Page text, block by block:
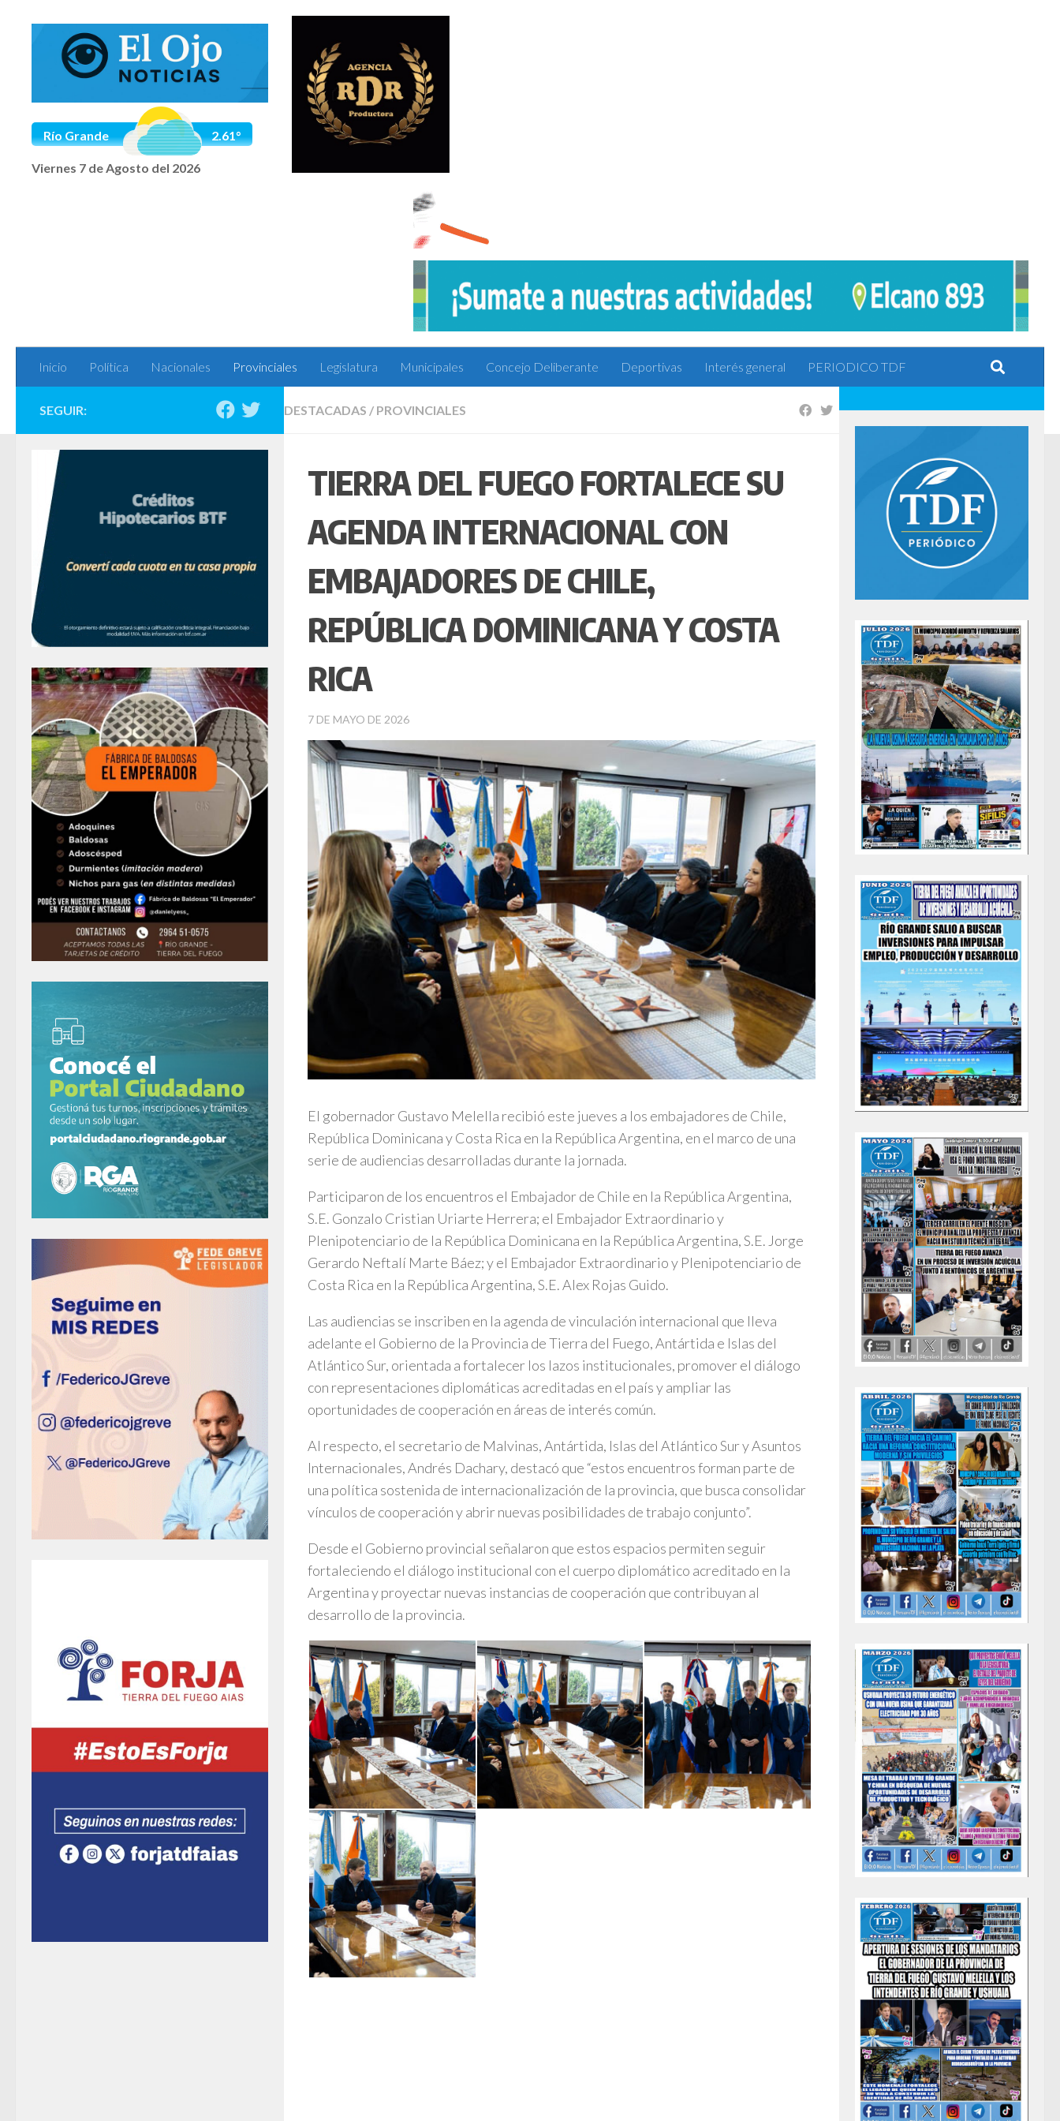
Saltar al contenido
Río Grande 2.61°
Viernes 7 de Agosto del 2026
Inicio Política Nacionales Provinciales Legislatura Municipales Concejo Deliberante Deportivas Interés general PERIODICO TDF
DESTACADAS / PROVINCIALES
TIERRA DEL FUEGO FORTALECE SU
AGENDA INTERNACIONAL CON
EMBAJADORES DE CHILE,
REPÚBLICA DOMINICANA Y COSTA
RICA
7 DE MAYO DE 2026
El gobernador Gustavo Melella recibió este jueves a los embajadores de Chile,
República Dominicana y Costa Rica en la República Argentina, en el marco de una
serie de audiencias desarrolladas durante la jornada.
Participaron de los encuentros el Embajador de Chile en la República Argentina,
S.E. Gonzalo Cristian Uriarte Herrera; el Embajador Extraordinario y
Plenipotenciario de la República Dominicana en la República Argentina, S.E. Jorge
Gerardo Neftalí Marte Báez; y el Embajador Extraordinario y Plenipotenciario de
Costa Rica en la República Argentina, S.E. Alex Rojas Guido.
Las audiencias se inscriben en la agenda de vinculación internacional que lleva
adelante el Gobierno de la Provincia de Tierra del Fuego, Antártida e Islas del
Atlántico Sur, orientada a fortalecer los lazos institucionales, promover el diálogo
con representaciones diplomáticas acreditadas en el país y ampliar las
oportunidades de cooperación en áreas de interés común.
Al respecto, el secretario de Malvinas, Antártida, Islas del Atlántico Sur y Asuntos
Internacionales, Andrés Dachary, destacó que “estos encuentros forman parte de
una política sostenida de internacionalización de la provincia, que busca consolidar
vínculos de cooperación y abrir nuevas posibilidades de trabajo conjunto”.
Desde el Gobierno provincial señalaron que estos espacios permiten seguir
fortaleciendo el diálogo institucional con el cuerpo diplomático acreditado en la
Argentina y proyectar nuevas instancias de cooperación que contribuyan al
desarrollo de la provincia.
SEGUIR: